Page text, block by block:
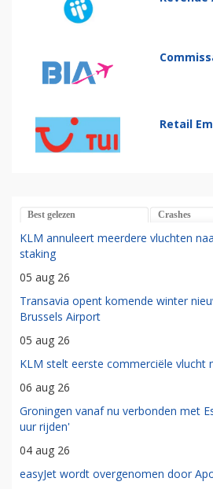
Retail
Best gelezen Crashes
KLM annuleert meerdere vluchten
staking
05 aug 26
Transavia opent komende winter
Brussels Airport
05 aug 26
KLM stelt eerste commerciële vlucht
06 aug 26
Groningen vanaf nu verbonden met
uur rijden'
04 aug 26
easyJet wordt overgenomen door